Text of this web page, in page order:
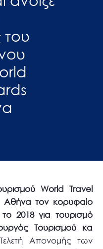
World Travel
Αθήνα τον κορυφαίο
2018 για τουρισμό
Τουρισμού κα
Απονομής των